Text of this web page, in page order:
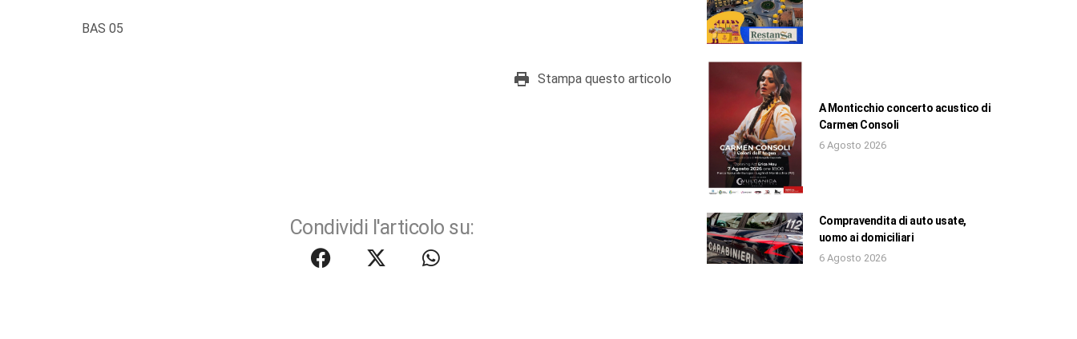
BAS 05
Stampa questo articolo
Condividi l'articolo su:
A Monticchio concerto acustico di
Carmen Consoli
6 Agosto 2026
Compravendita di auto usate,
uomo ai domiciliari
6 Agosto 2026